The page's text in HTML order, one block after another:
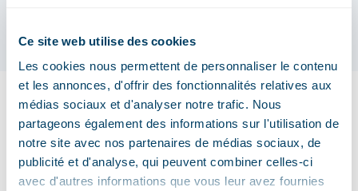
Ce site web utilise des cookies
Les cookies nous permettent de personnaliser le contenu
et les annonces, d'offrir des fonctionnalités relatives aux
médias sociaux et d'analyser notre trafic. Nous
partageons également des informations sur l'utilisation de
notre site avec nos partenaires de médias sociaux, de
publicité et d'analyse, qui peuvent combiner celles-ci
avec d'autres informations que vous leur avez fournies
Installations ouvertes0/0
Kiental
Ouvert
Ouverture :
Week-ends et jours fériés : 09.05 - 30.06.2026
Mercredi - dimanche : 01.07 - 16.08.2026 +